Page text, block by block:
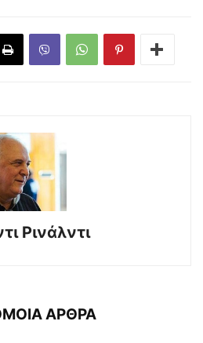
Ρινάλντι
ΑΡΘΡΑ